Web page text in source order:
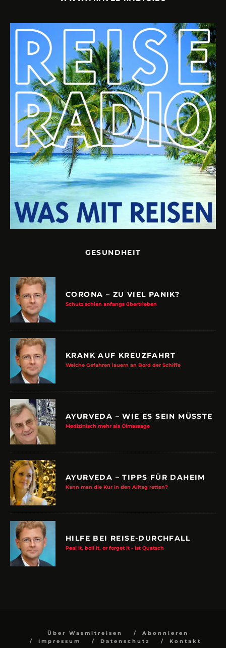
GESUNDHEIT
CORONA – ZU VIEL PANIK?
Schutz schien anfangs übertrieben
KRANK AUF KREUZFAHRT
Welche Gefahren lauern an Bord der Schiffe
AYURVEDA – WIE ES SEIN MÜSSTE
Medizinisch mehr als Ölmassage
AYURVEDA – TIPPS FÜR DAHEIM
Kann man die Kur in den Alltag retten?
HILFE BEI REISE-DURCHFALL
Peal it, boil it, or forget it - ist Quatsch
Über Wasmitreisen
Abonnieren
Impressum
Datenschutz Kontakt